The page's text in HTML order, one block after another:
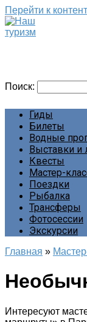
Перейти к
Поиск:
Гиды
Билеты
Водные
Выставки и
Квесты
Мастер-
Поездки
Рыбалка
Трансферы
Фотосессии
Экскурсии
Главная »
Интересуют